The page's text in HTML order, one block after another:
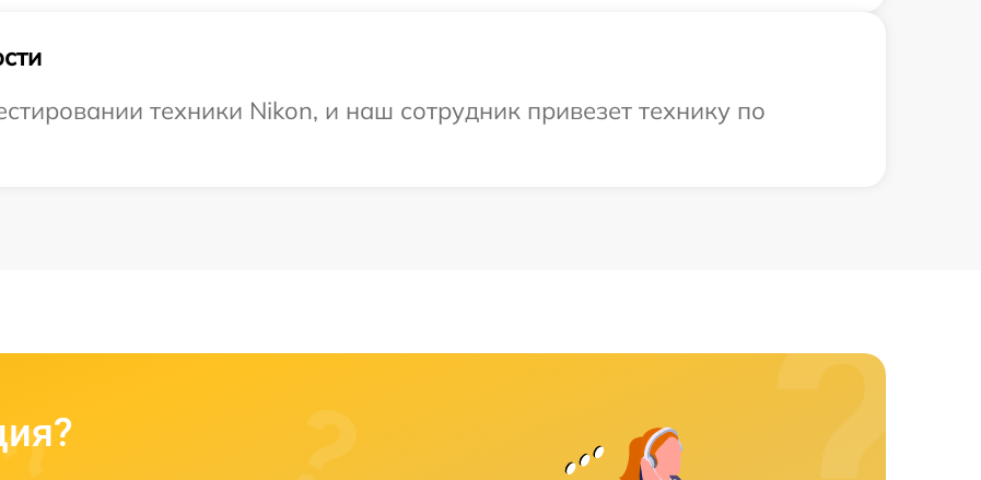
техники Nikon, и наш сотрудник привезет технику по